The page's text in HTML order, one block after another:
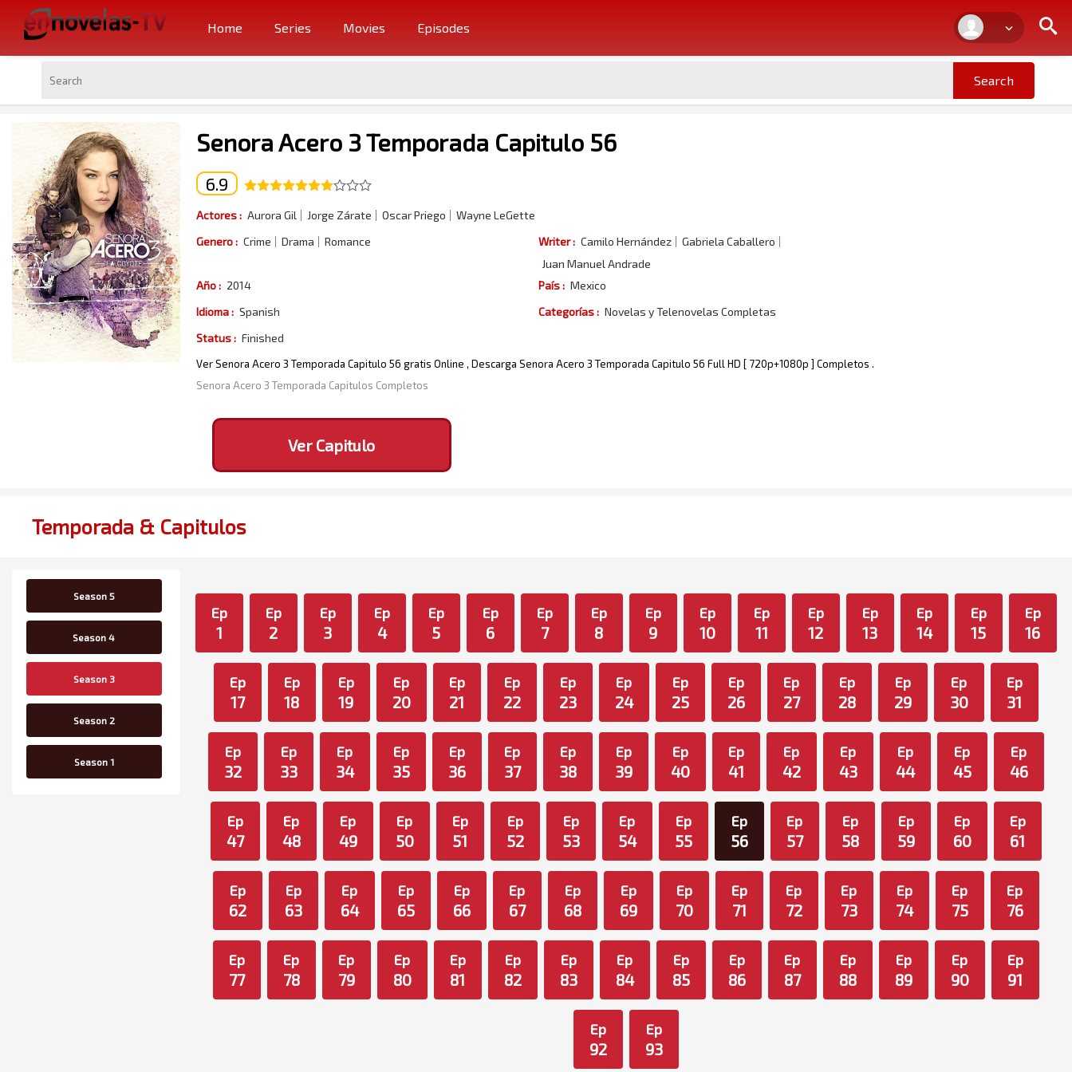
Home Series Movies Episodes
Senora Acero 3 Temporada Capitulo 56
6.9
Actores : Aurora Gil Jorge Zárate Oscar Priego
Wayne LeGette
Genero : Crime Drama Romance Writer : Camilo Hernández
Gabriela Caballero
Juan Manuel Andrade
Año : 2014 País : Mexico
Idioma : Spanish Categorías : Novelas y Telenovelas Completas
Status : Finished
Ver Senora Acero 3 Temporada Capitulo 56 gratis Online , Descarga Senora Acero 3 Temporada Capitulo 56 Full HD [ 720p+1080p ] Completos .
Senora Acero 3 Temporada Capitulos Completos
Ver Capitulo
Temporada & Capitulos
Season 5
Season 4
Season 3
Season 2
Season 1
Ep
1
Ep
2
Ep
3
Ep
4
Ep
5
Ep
6
Ep
7
Ep
8
Ep
9
Ep
10
Ep
11
Ep
12
Ep
13
Ep
14
Ep
15
Ep
16
Ep
17
Ep
18
Ep
19
Ep
20
Ep
21
Ep
22
Ep
23
Ep
24
Ep
25
Ep
26
Ep
27
Ep
28
Ep
29
Ep
30
Ep
31
Ep
32
Ep
33
Ep
34
Ep
35
Ep
36
Ep
37
Ep
38
Ep
39
Ep
40
Ep
41
Ep
42
Ep
43
Ep
44
Ep
45
Ep
46
Ep
47
Ep
48
Ep
49
Ep
50
Ep
51
Ep
52
Ep
53
Ep
54
Ep
55
Ep
56
Ep
57
Ep
58
Ep
59
Ep
60
Ep
61
Ep
62
Ep
63
Ep
64
Ep
65
Ep
66
Ep
67
Ep
68
Ep
69
Ep
70
Ep
71
Ep
72
Ep
73
Ep
74
Ep
75
Ep
76
Ep
77
Ep
78
Ep
79
Ep
80
Ep
81
Ep
82
Ep
83
Ep
84
Ep
85
Ep
86
Ep
87
Ep
88
Ep
89
Ep
90
Ep
91
Ep
92
Ep
93